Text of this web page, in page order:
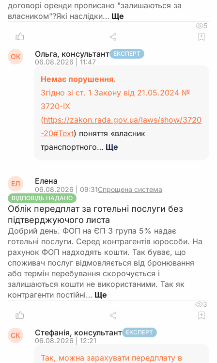
договорі оренди прописано "залишаються за
власником"?Які наслідки…
5
ОК Ольга, консультант ЕКСПЕРТ
06.08.2026 | 11:47
Немає порушення.
Згідно зі ст. 1 Закону від 21.05.2024 №
3720-IX
(https://zakon.rada.gov.ua/laws/show/3720
-20#Text) поняття «власник
транспортного… Ще
ЕЛ Елена
06.08.2026 | 09:31Спрощена система
ВІДПОВІДЬ НАДАНО
Облік передплат за готельні послуги без
підтверджуючого листа
Добрий день. ФОП на ЄП 3 група 5% надає
готельні послуги. Серед контрагентів юрособи. На
рахунок ФОП надходять кошти. Так буває, що
споживач послуг відмовляється від бронювання
або термін перебування скорочується і
залишаються кошти не використаними. Так як
контрагенти постійні…
3
СК Стефанія, консультант ЕКСПЕРТ
06.08.2026 | 12:21
Так, можна зарахувати передплату в